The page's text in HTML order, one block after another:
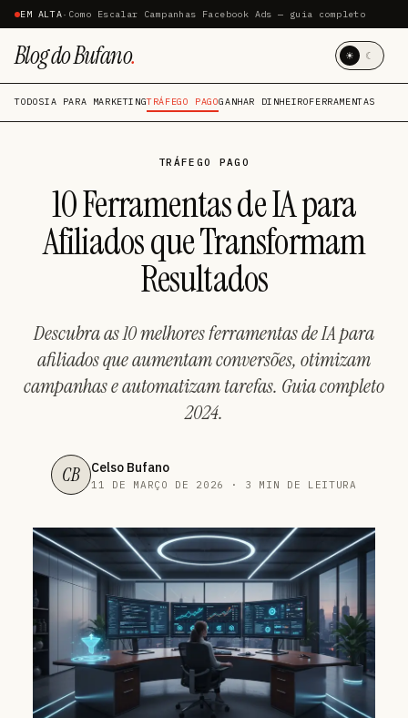
EM ALTA· Como Escalar Campanhas Facebook Ads — guia completo
Blog do Bufano. ☀ ☾
TODOSIA PARA MARKETINGTRÁFEGO PAGOGANHAR DINHEIROFERRAMENTAS
TRÁFEGO PAGO
10 Ferramentas de IA para
Afiliados que Transformam
Resultados
Descubra as 10 melhores ferramentas de IA para
afiliados que aumentam conversões, otimizam
campanhas e automatizam tarefas. Guia completo
2024.
CB Celso Bufano
11 DE MARÇO DE 2026 · 3 MIN DE LEITURA